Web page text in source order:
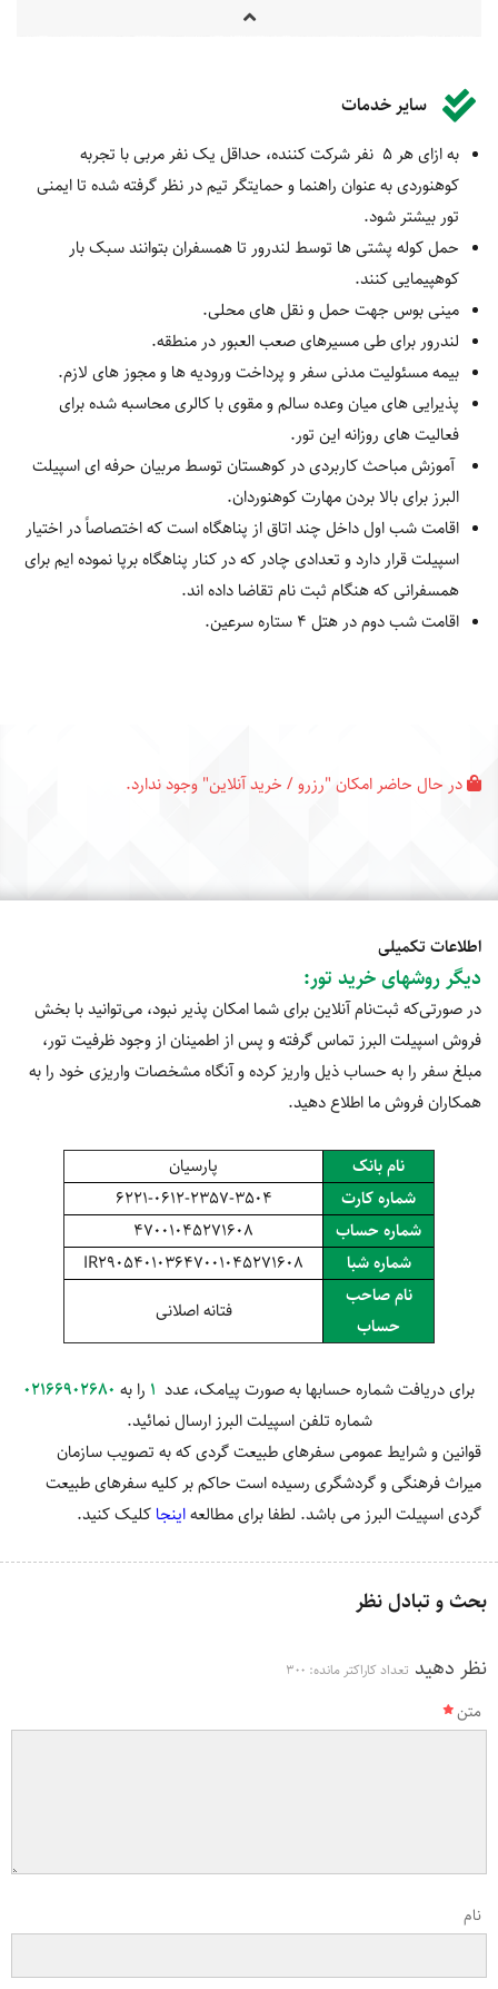
سایر خدمات
به ازای هر 5 نفر شرکت کننده، حداقل یک نفر مربی با تجربه
کوهنوردی به عنوان راهنما و حمایتگر تیم در نظر گرفته شده تا ایمنی
تور بیشتر شود.
حمل کوله پشتی ها توسط لندرور تا همسفران بتوانند سبک بار
کوهپیمایی کنند.
مینی بوس جهت حمل و نقل های محلی.
لندرور برای طی مسیرهای صعب العبور در منطقه.
بیمه مسئولیت مدنی سفر و پرداخت ورودیه ها و مجوز های لازم.
پذیرایی های میان وعده سالم و مقوی با کالری محاسبه شده برای
فعالیت های روزانه این تور.
آموزش مباحث کاربردی در کوهستان توسط مربیان حرفه ای اسپیلت
البرز برای بالا بردن مهارت کوهنوردان.
اقامت شب اول داخل چند اتاق از پناهگاه است که اختصاصاً در اختیار
اسپیلت قرار دارد و تعدادی چادر که در کنار پناهگاه برپا نموده ایم برای
همسفرانی که هنگام ثبت نام تقاضا داده اند.
اقامت شب دوم در هتل 4 ستاره سرعین.
در حال حاضر امکان "رزرو / خرید آنلاین" وجود ندارد.
اطلاعات تکمیلی
دیگر روشهای خرید تور:
در صورتی‌که ثبت‌نام آنلاین برای شما امکان پذیر نبود، می‌توانید با بخش
فروش اسپیلت البرز تماس گرفته و پس از اطمینان از وجود ظرفیت تور،
مبلغ سفر را به حساب ذیل واریز کرده و آنگاه مشخصات واریزی خود را به
همکاران فروش ما اطلاع دهید.
نام بانک
پارسیان
شماره کارت
6221-0612-2357-3504
شماره حساب
47001045271608
شماره شبا
IR290540103647001045271608
نام صاحب
حساب
فتانه اصلانی
برای دریافت شماره حسابها به صورت پیامک، عدد 1 را به 02166902680
شماره تلفن اسپیلت البرز ارسال نمائید.
قوانین و شرایط عمومی سفرهای طبیعت گردی که به تصویب سازمان
میراث فرهنگی و گردشگری رسیده است حاکم بر کلیه سفرهای طبیعت
گردی اسپیلت البرز می باشد. لطفا برای مطالعهاینجا کلیک کنید.
بحث و تبادل نظر
نظر دهید تعداد کاراکتر مانده: 300
متن
نام